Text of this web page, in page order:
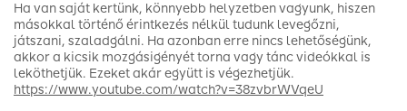
Ha van saját kertünk, könnyebb helyzetben vagyunk, hiszen
másokkal történő érintkezés nélkül tudunk levegőzni,
játszani, szaladgálni. Ha azonban erre nincs lehetőségünk,
akkor a kicsik mozgásigényét torna vagy tánc videókkal is
leköthetjük. Ezeket akár együtt is végezhetjük.
https://www.youtube.com/watch?v=38zvbrWVqeU